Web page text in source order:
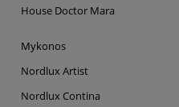
House Doctor Mara
Mykonos
Nordlux Artist
Nordlux Contina